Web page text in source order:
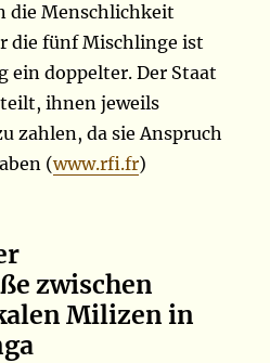
die Menschlichkeit
die fünf Mischlinge ist
ein doppelter. Der Staat
ihnen jeweils
zahlen, da sie Anspruch
(www.rfi.fr)
zwischen
Milizen in